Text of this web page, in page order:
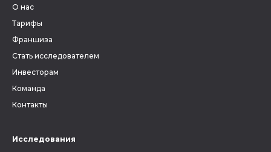
О нас
Тарифы
Франшиза
Стать исследователем
Инвесторам
Команда
Контакты
Исследования